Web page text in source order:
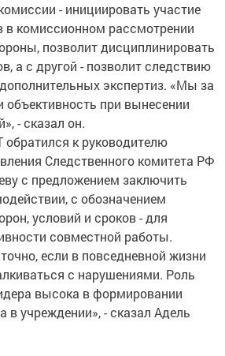
- инициировать участие
в комиссионном рассмотрении
позволит дисциплинировать
а с другой - позволит следствию
экспертиз. «Мы за
объективность при вынесении
- сказал он.
к руководителю
Следственного комитета РФ
с предложением заключить
с обозначением
условий и сроков - для
совместной работы.
если в повседневной жизни
с нарушениями. Роль
высока в формировании
в учреждении», - сказал Адель